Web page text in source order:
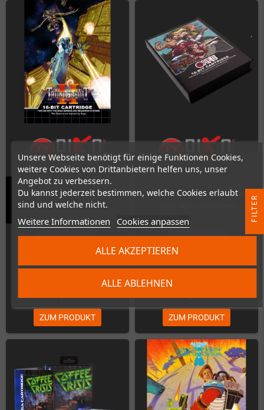
Unsere Webseite benötigt für einige Funktionen Cookies,
weitere Cookies von Drittanbietern helfen uns, unser
Angebot zu verbessern.
Du kannst jederzeit bestimmen, welche Cookies erlaubt
sind und welche nicht.
Weitere Informationen Cookies anpassen
ALLE ABLEHNEN
ALLE AKZEPTIEREN
Thunderbolt II (MegaDrive /
Genesis)
ZUM PRODUKT
Clan of Heroes - Generals of the
ZUM PRODUKT
R